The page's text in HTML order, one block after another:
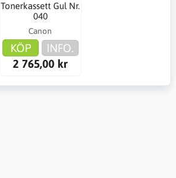
Tonerkassett Gul Nr.
040
Canon
KÖP
INFO.
2 765,00 kr